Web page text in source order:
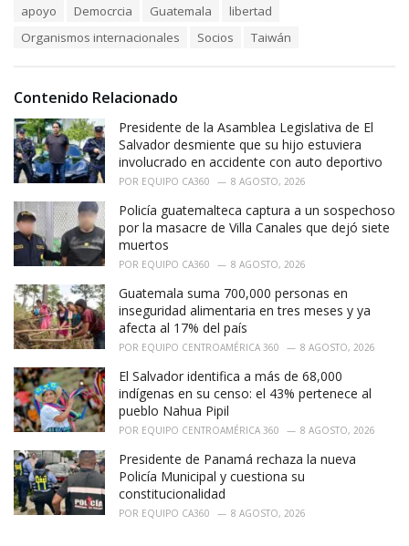
i
s
:
apoyo Democrcia Guatemala
libertad
Organismos internacionales
Socios Taiwán
Contenido Relacionado
Presidente de la Asamblea Legislativa de El
Salvador desmiente que su hijo estuviera
involucrado en accidente con auto deportivo
POR EQUIPO CA360 8 AGOSTO, 2026
Policía guatemalteca captura a un sospechoso
por la masacre de Villa Canales que dejó siete
muertos
POR EQUIPO CA360 8 AGOSTO, 2026
Guatemala suma 700,000 personas en
inseguridad alimentaria en tres meses y ya
afecta al 17% del país
POR EQUIPO CENTROAMÉRICA 360 8 AGOSTO, 2026
El Salvador identifica a más de 68,000
indígenas en su censo: el 43% pertenece al
pueblo Nahua Pipil
POR EQUIPO CENTROAMÉRICA 360 8 AGOSTO, 2026
Presidente de Panamá rechaza la nueva
Policía Municipal y cuestiona su
constitucionalidad
POR EQUIPO CA360 8 AGOSTO, 2026